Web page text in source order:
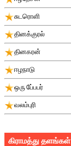
சுடரொளி
தினக்குரல்
தினகரன்
ஈழநாடு
ஒரு பே்பபர்
வலம்புரி
கிராமத்து தளங்கள்